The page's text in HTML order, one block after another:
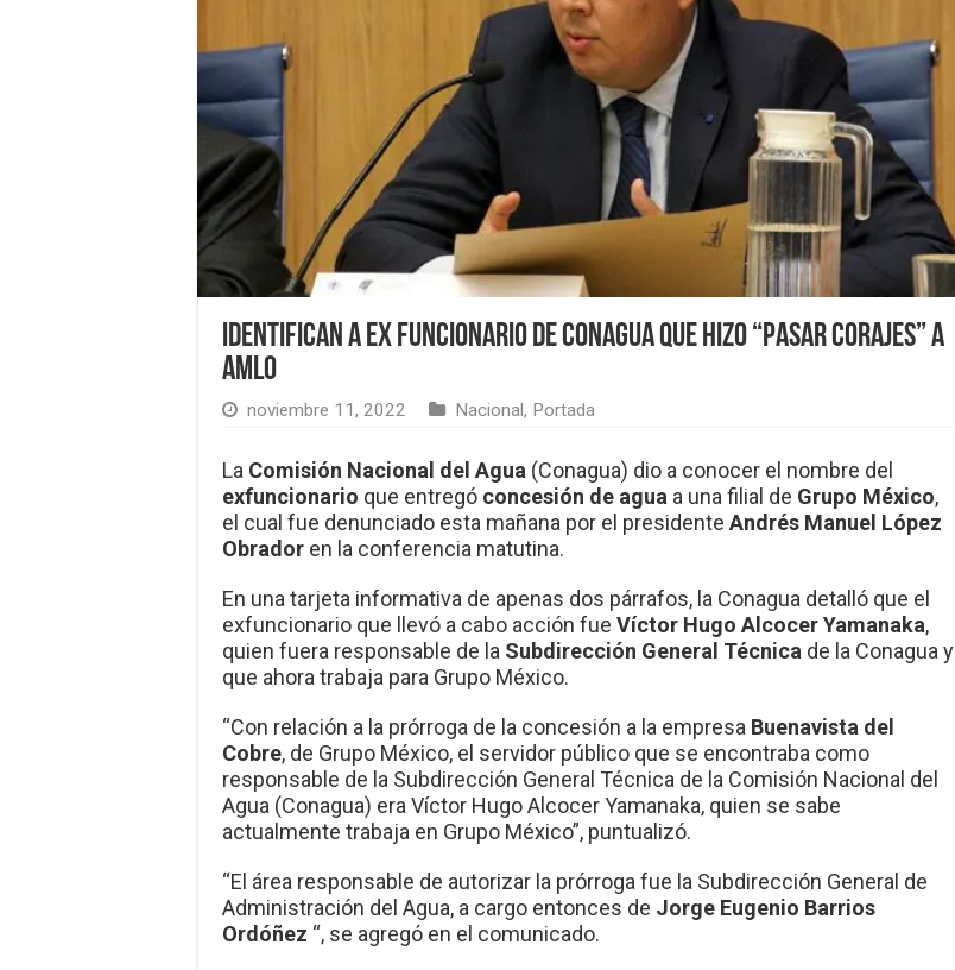
Identifican a ex funcionario de Conagua que hizo “pasar corajes” a
AMLO
noviembre 11, 2022 Nacional, Portada
La Comisión Nacional del Agua (Conagua) dio a conocer el nombre del
exfuncionario que entregó concesión de agua a una filial de Grupo México,
el cual fue denunciado esta mañana por el presidente Andrés Manuel López
Obrador en la conferencia matutina.
En una tarjeta informativa de apenas dos párrafos, la Conagua detalló que el
exfuncionario que llevó a cabo acción fue Víctor Hugo Alcocer Yamanaka,
quien fuera responsable de la Subdirección General Técnica de la Conagua y
que ahora trabaja para Grupo México.
“Con relación a la prórroga de la concesión a la empresa Buenavista del
Cobre, de Grupo México, el servidor público que se encontraba como
responsable de la Subdirección General Técnica de la Comisión Nacional del
Agua (Conagua) era Víctor Hugo Alcocer Yamanaka, quien se sabe
actualmente trabaja en Grupo México”, puntualizó.
“El área responsable de autorizar la prórroga fue la Subdirección General de
Administración del Agua, a cargo entonces de Jorge Eugenio Barrios
Ordóñez “, se agregó en el comunicado.